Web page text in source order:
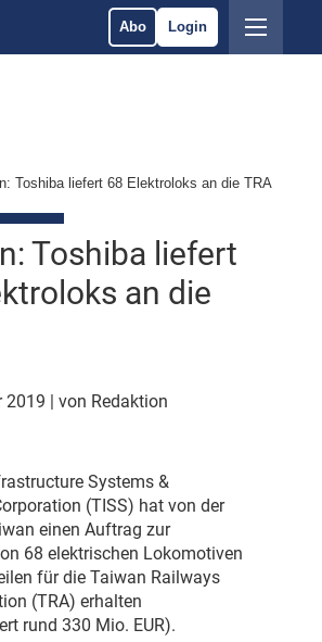
Abo Login
Toshiba liefert 68 Elektroloks an die TRA
Toshiba liefert
an die
2019
| von Redaktion
Systems &
(TISS) hat von der
einen Auftrag zur
68 elektrischen Lokomotiven
für die Taiwan Railways
(TRA) erhalten
rund 330 Mio. EUR).